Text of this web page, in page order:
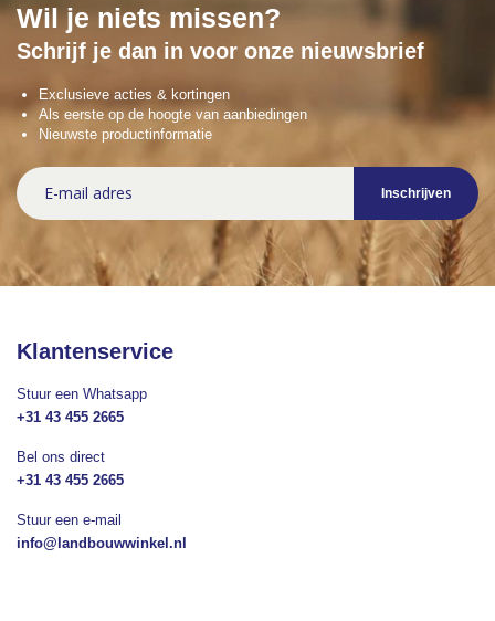
Wil je niets missen?
Schrijf je dan in voor onze nieuwsbrief
Exclusieve acties & kortingen
Als eerste op de hoogte van aanbiedingen
Nieuwste productinformatie
Abonneer
u
op
Inschrijven
Klantenservice
Stuur een Whatsapp
+31 43 455 2665
Bel ons direct
+31 43 455 2665
Stuur een e-mail
info@landbouwwinkel.nl